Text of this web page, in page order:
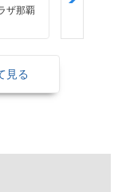
ザ那覇
見る